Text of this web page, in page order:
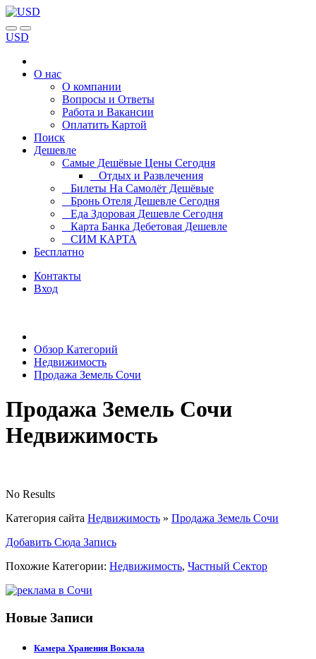
USD
О нас
О компании
Вопросы и Ответы
Работа и Вакансии
Оплатить Картой
Поиск
Дешевле
Самые Дешёвые Цены Сегодня
Отдых и Развлечения
Билеты На Самолёт Дешёвые
Бронь Отеля Дешевле Сегодня
Еда Здоровая Дешевле Сегодня
Карта Банка Дебетовая Дешевле
СИМ КАРТА
Бесплатно
Контакты
Вход
Обзор Категорий
Недвижимость
Продажа Земель Сочи
Продажа Земель Сочи
Недвижимость
No Results
Категория сайта Недвижимость » Продажа Земель Сочи
Добавить Сюда Запись
Похожие Категории: Недвижимость, Частный Сектор
Новые Записи
Камера Хранения Вокзала